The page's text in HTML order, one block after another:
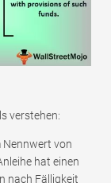
verstehen:
Nennwert von
hat einen
nach Fälligkeit